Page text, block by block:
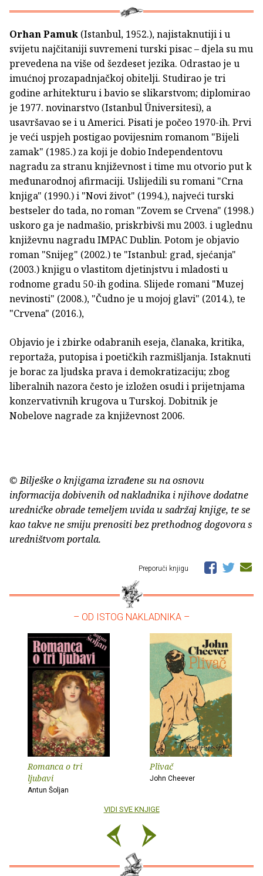
Orhan Pamuk (Istanbul, 1952.), najistaknutiji i u
svijetu najčitaniji suvremeni turski pisac – djela su mu
prevedena na više od šezdeset jezika. Odrastao je u
imućnoj prozapadnjačkoj obitelji. Studirao je tri
godine arhitekturu i bavio se slikarstvom; diplomirao
je 1977. novinarstvo (Istanbul Üniversitesi), a
usavršavao se i u Americi. Pisati je počeo 1970-ih. Prvi
je veći uspjeh postigao povijesnim romanom "Bijeli
zamak" (1985.) za koji je dobio Independentovu
nagradu za stranu književnost i time mu otvorio put k
međunarodnoj afirmaciji. Uslijedili su romani "Crna
knjiga" (1990.) i "Novi život" (1994.), najveći turski
bestseler do tada, no roman "Zovem se Crvena" (1998.)
uskoro ga je nadmašio, priskrbivši mu 2003. i uglednu
književnu nagradu IMPAC Dublin. Potom je objavio
roman "Snijeg" (2002.) te "Istanbul: grad, sjećanja"
(2003.) knjigu o vlastitom djetinjstvu i mladosti u
rodnome gradu 50-ih godina. Slijede romani "Muzej
nevinosti" (2008.), "Čudno je u mojoj glavi" (2014.), te
"Crvena" (2016.),
Objavio je i zbirke odabranih eseja, članaka, kritika,
reportaža, putopisa i poetičkih razmišljanja. Istaknuti
je borac za ljudska prava i demokratizaciju; zbog
liberalnih nazora često je izložen osudi i prijetnjama
konzervativnih krugova u Turskoj. Dobitnik je
Nobelove nagrade za književnost 2006.
© Bilješke o knjigama izrađene su na osnovu
informacija dobivenih od nakladnika i njihove dodatne
uredničke obrade temeljem uvida u sadržaj knjige, te se
kao takve ne smiju prenositi bez prethodnog dogovora s
uredništvom portala.
Preporuči knjigu
– OD ISTOG NAKLADNIKA –
Romanca o tri
ljubavi
Antun Šoljan
Plivač
John Cheever
VIDI SVE KNJIGE